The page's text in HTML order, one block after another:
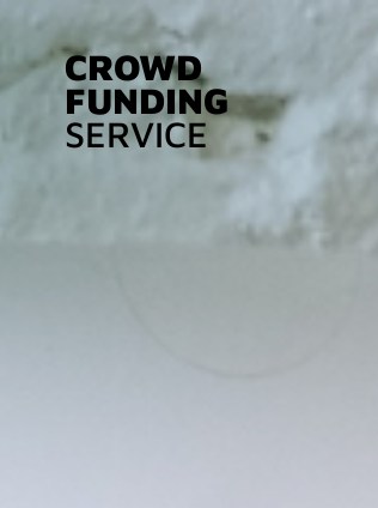
CROWD
FUNDING
SERVICE